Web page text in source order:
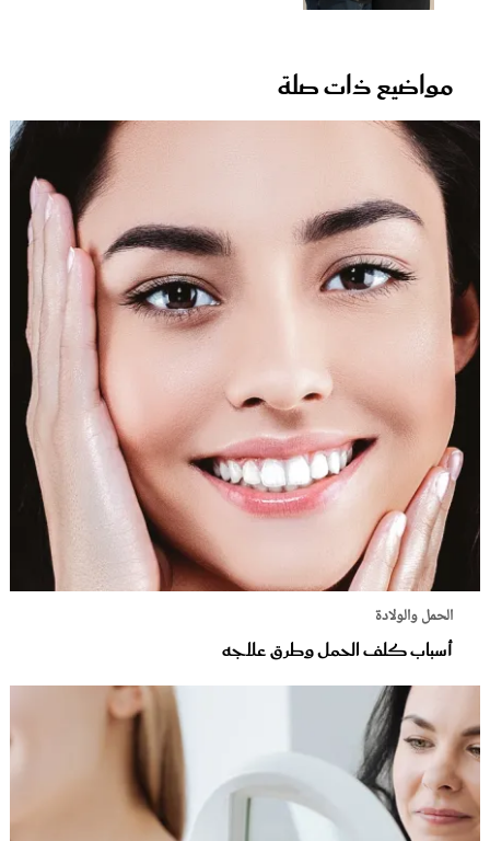
مواضيع ذات صلة
الحمل والولادة
أسباب كلف الحمل وطرق علاجه